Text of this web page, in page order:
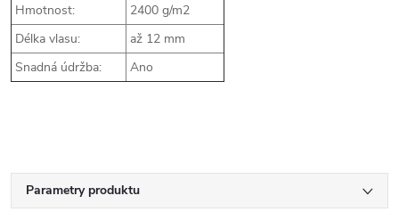
Hmotnost:
2400 g/m2
Délka vlasu:
až 12 mm
Snadná údržba:
Ano
Parametry produktu